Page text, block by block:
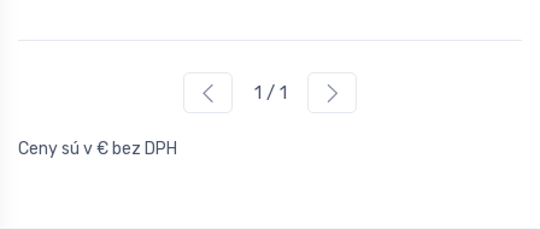
1 / 1
Ceny sú v € bez DPH